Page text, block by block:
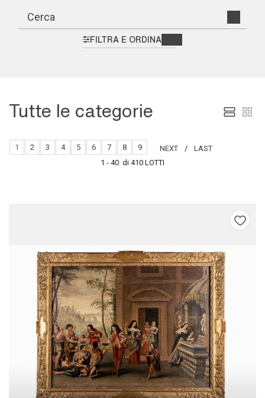
FILTRA E ORDINA
Tutte le categorie
1 - 40 di 410 LOTTI
1 2 3 4 5 6 7 8 9 NEXT LAST